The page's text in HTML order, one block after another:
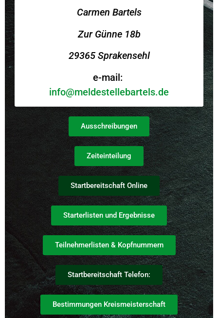
Carmen Bartels
Zur Günne 18b
29365 Sprakensehl
e-mail:
info@meldestellebartels.de
Ausschreibungen
Zeiteinteilung
Startbereitschaft Online
Starterlisten und Ergebnisse
Teilnehmerlisten & Kopfnummern
Startbereitschaft Telefon:
Bestimmungen Kreismeisterschaft